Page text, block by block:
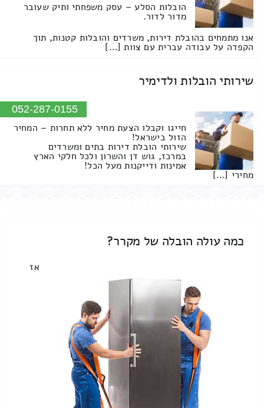
הובלות הסלע – עסק משפחתי ותיק שעובר
מדור לדור.
אנו מתמחים בהובלת דירות, משרדים והובלות קטנות, תוך
הקפדה על עבודה עברית עם צוות […]
שירותי הובלות ולדימיר
052-287-0155
חייגו וקבלו הצעת מחיר ללא תחרות – המחיר
הזול בישראל!
שירותי הובלת דירות בתים ומשרדים
במרכז, גוש דן והשרון ולכל חלקי הארץ
אמינות ודייקנות מעל הכל!
מחירי […]
כמה עולה הובלה של מקרר?
אז